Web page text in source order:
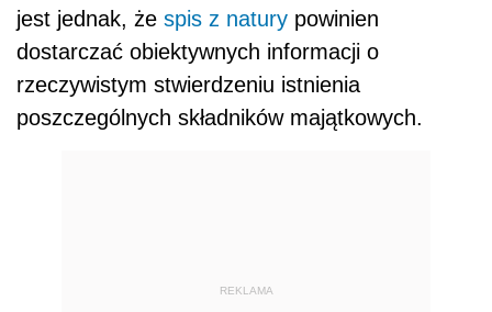
jest jednak, że spis z natury powinien
dostarczać obiektywnych informacji o
rzeczywistym stwierdzeniu istnienia
poszczególnych składników majątkowych.
REKLAMA